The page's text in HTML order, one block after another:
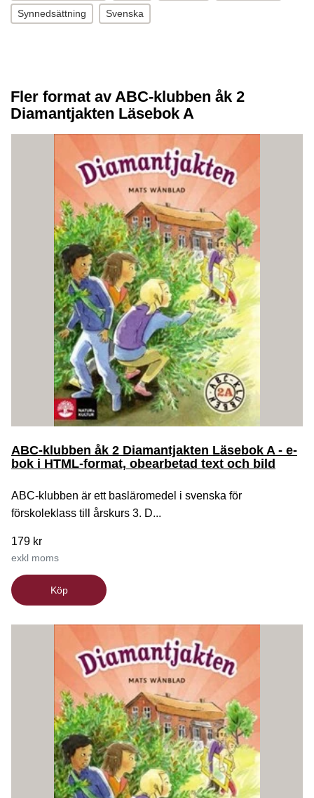
Synnedsättning Svenska
Fler format av ABC-klubben åk 2
Diamantjakten Läsebok A
ABC-klubben åk 2 Diamantjakten Läsebok A - e-
bok i HTML-format, obearbetad text och bild
ABC-klubben är ett basläromedel i svenska för
förskoleklass till årskurs 3. D...
179 kr
exkl moms
Köp